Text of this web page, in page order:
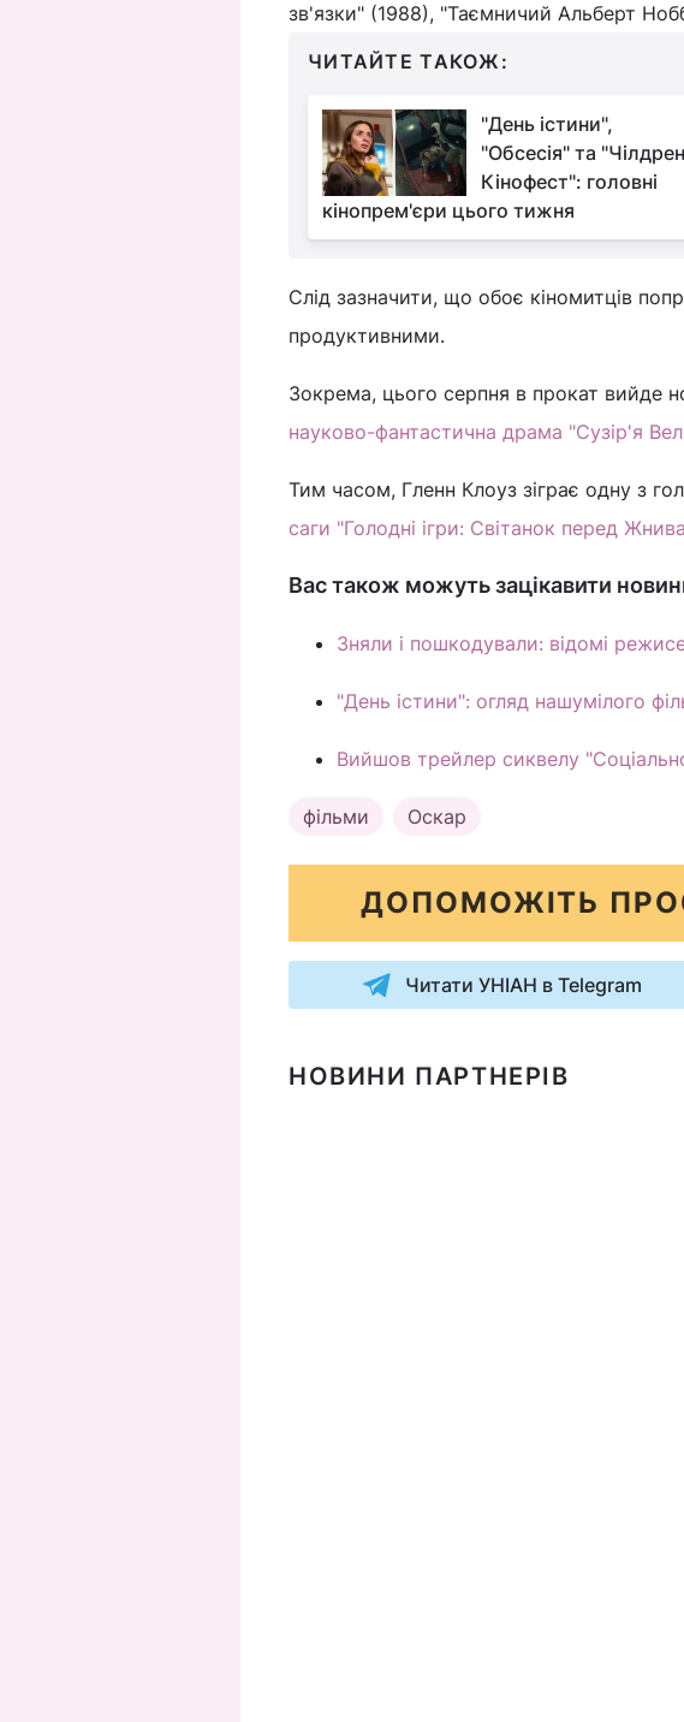
зв'язки" (1988), "Таємничий Альберт
ЧИТАЙТЕ ТАКОЖ:
"День істини",
"Обсесія" та "Чілдрен
Кінофест": головні
кінопрем'єри цього тижня
Слід зазначити, що обоє кіномитців
продуктивними.
Зокрема, цього серпня в прокат вийде
науково-фантастична драма "Сузір'я
Тим часом, Гленн Клоуз зіграє одну з
саги "Голодні ігри: Світанок перед
Вас також можуть зацікавити
Зняли і пошкодували: відомі
"День істини": огляд нашумілого
Вийшов трейлер сиквелу
фільми Оскар
ДОПОМОЖІТЬ
Читати УНІАН в Telegram
НОВИНИ ПАРТНЕРІВ